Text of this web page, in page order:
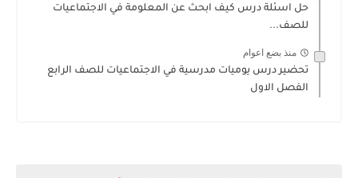
حل اسئلة درس كيف ابحث عن المعلومة في الاجتماعيات
للصف...
منذ بضع اعوام
تحضير درس يوميات مدرسية في الاجتماعيات للصف الرابع
الفصل الاول